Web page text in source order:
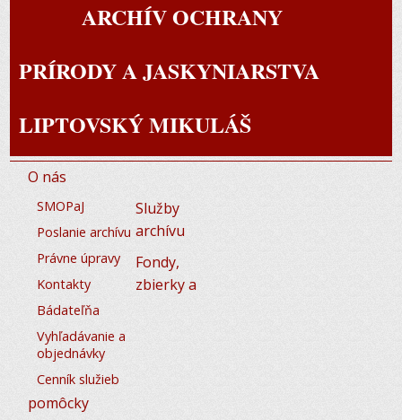
ARCHÍV OCHRANY
PRÍRODY A JASKYNIARSTVA
LIPTOVSKÝ MIKULÁŠ
O nás
SMOPaJ
Poslanie archívu
Právne úpravy
Kontakty
Služby
archívu
Bádateľňa
Vyhľadávanie a
objednávky
Cenník služieb
Fondy,
zbierky a
pomôcky